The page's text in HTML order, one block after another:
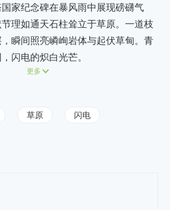
家纪念碑在暴风雨中展现磅礴气
理如通天石柱耸立于草原。一道枝
瞬间照亮嶙峋岩体与起伏草甸。青
闪电的炽白光芒。
更多
草原 闪电